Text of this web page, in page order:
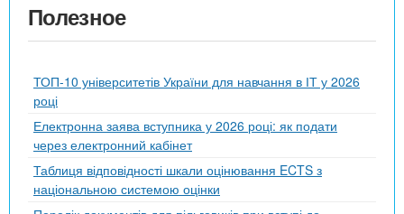
Полезное
ТОП-10 університетів України для навчання в ІТ у 2026
році
Електронна заява вступника у 2026 році: як подати
через електронний кабінет
Таблиця відповідності шкали оцінювання ECTS з
національною системою оцінки